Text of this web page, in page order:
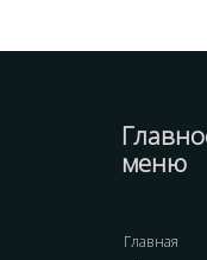
меню
Главная